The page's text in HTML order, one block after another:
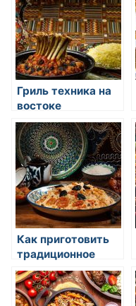
Гриль техника на
востоке
Как приготовить
традиционное
печенье для чая
восточного стиля